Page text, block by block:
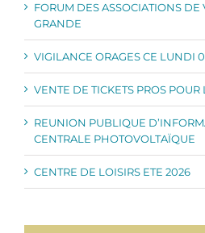
FORUM DES ASSOCIATIONS
GRANDE
VIGILANCE ORAGES CE LUNDI
VENTE DE TICKETS PROS POUR
REUNION PUBLIQUE
CENTRALE PHOTOVOLTAÏQUE
CENTRE DE LOISIRS ETE 2026